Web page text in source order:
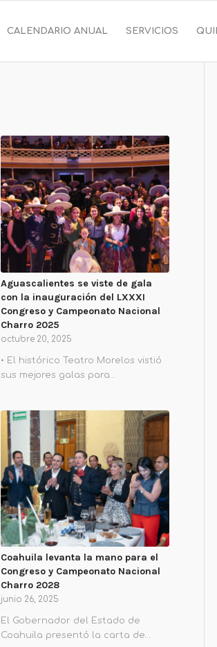
CALENDARIO ANUAL SERVICIOS
Aguascalientes se viste de gala
con la inauguración del LXXXI
Congreso y Campeonato Nacional
Charro 2025
octubre 20, 2025
• El histórico Teatro Morelos vistió
sus mejores galas para…
Coahuila levanta la mano para el
Congreso y Campeonato Nacional
Charro 2028
junio 26, 2025
El Gobernador del Estado de
Coahuila presentó la carta de…